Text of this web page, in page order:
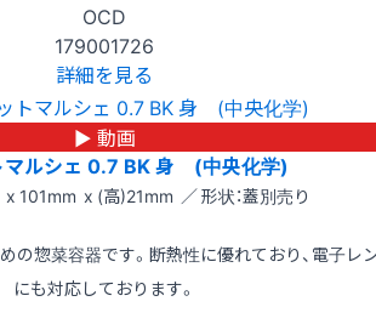
OCD
179001726
詳細を見る
▶ 動画
マルシェ 0.7 BK 身 (中央化学)
x 101mm x (高)21mm ／ 形状：蓋別売り
の惣菜容器です。断熱性に優れており、電子レ
にも対応しております。